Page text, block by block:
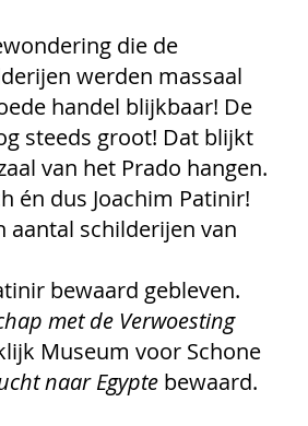
die de
werden massaal
handel blijkbaar! De
steeds groot! Dat blijkt
van het Prado hangen.
én dus Joachim Patinir!
aantal schilderijen van
bewaard gebleven.
met de Verwoesting
Museum voor Schone
naar Egypte bewaard.